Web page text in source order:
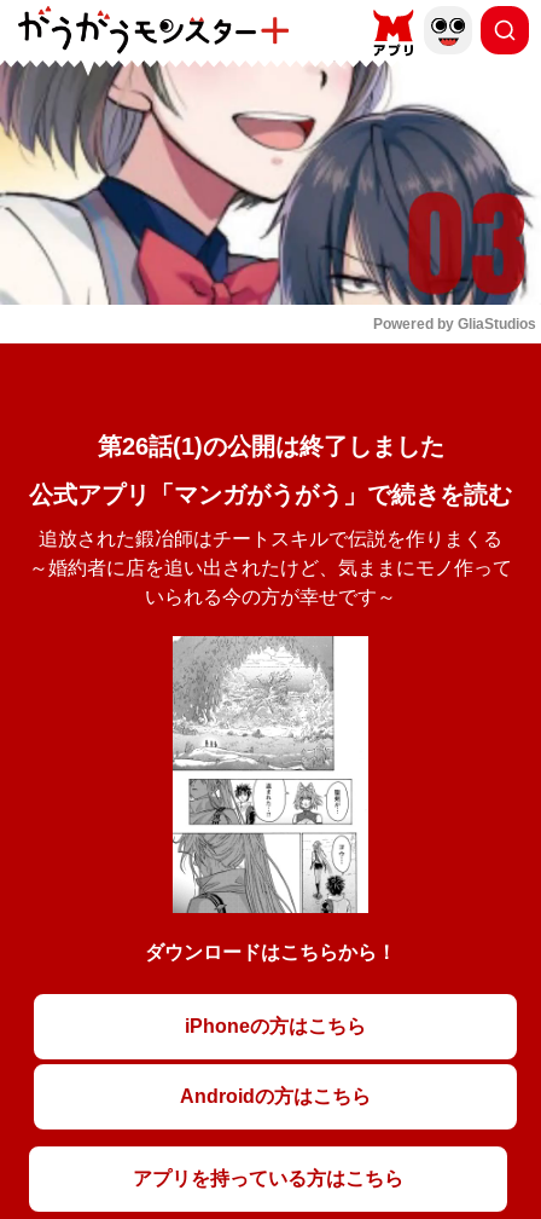
もっと読む
Powered by GliaStudios
第26話(1)の公開は終了しました
公式アプリ「マンガがうがう」で続きを読む
追放された鍛冶師はチートスキルで伝説を作りまくる
～婚約者に店を追い出されたけど、気ままにモノ作って
いられる今の方が幸せです～
ダウンロードはこちらから！
iPhoneの方はこちら
Androidの方はこちら
アプリを持っている方はこちら